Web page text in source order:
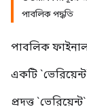
পাবলিক পদ্ধতি
পাবলিক ফাইনাল
একটি
প্রদত্ত